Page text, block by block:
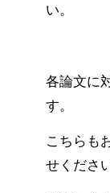
い。
各論文に
す。
こちらも
せくださ